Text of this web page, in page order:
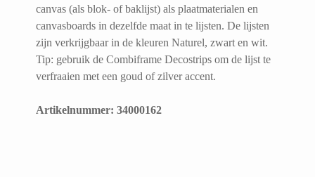
canvas (als blok- of baklijst) als plaatmaterialen en
canvasboards in dezelfde maat in te lijsten. De lijsten
zijn verkrijgbaar in de kleuren Naturel, zwart en wit.
Tip: gebruik de Combiframe Decostrips om de lijst te
verfraaien met een goud of zilver accent.
Artikelnummer: 34000162